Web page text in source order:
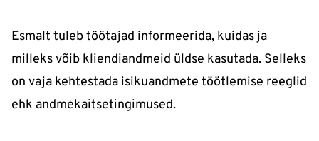
Esmalt tuleb töötajad informeerida, kuidas ja
milleks võib kliendiandmeid üldse kasutada. Selleks
on vaja kehtestada isikuandmete töötlemise reeglid
ehk andmekaitsetingimused.